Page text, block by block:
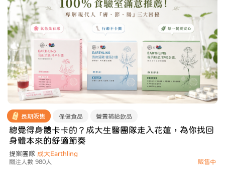
長期販售 保健食品 營養補給飲品
總覺得身體卡卡的？成大生醫團隊走入花蓮，為你找回
身體本來的舒適節奏
提案團隊 成大Earthling
關注人數 980人 販售中